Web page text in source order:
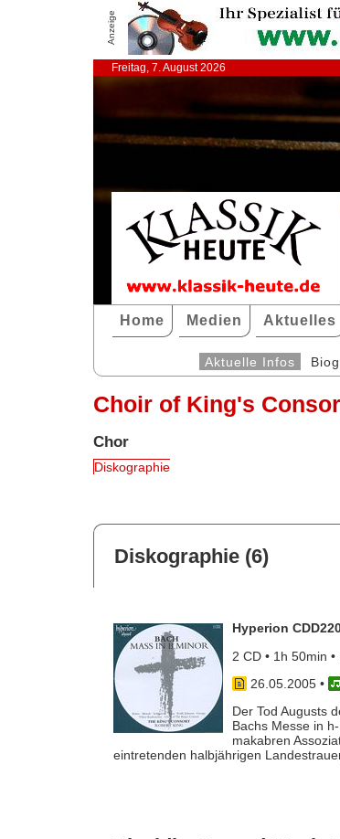
Anzeige
Freitag, 7. August 2026
Home Medien Aktuelles
Aktuelle Infos
Choir of King's
Chor
Diskographie
Diskographie (6)
Hyperion
2 CD • 1h 50min •
26.05.2005•
Der Tod Augusts
Bachs Messe in
makabren
eintretenden halbjährigen